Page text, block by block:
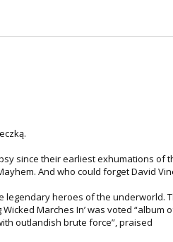
since their earliest exhumations of
And who could forget David
legendary heroes of the underworld.
Marches In’ was voted “album
outlandish brute force”, praised